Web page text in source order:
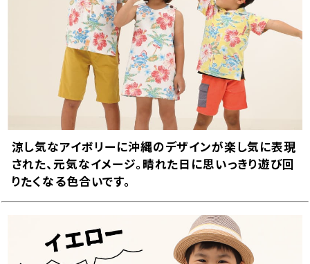
涼し気なアイボリーに沖縄のデザインが楽し気に表現
された、元気なイメージ。晴れた日に思いっきり遊び回
りたくなる色合いです。